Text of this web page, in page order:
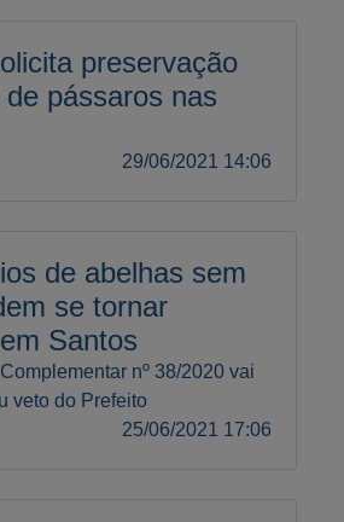
preservação
pássaros nas
29/06/2021 14:06
de abelhas sem
se tornar
Santos
nº 38/2020 vai
veto do Prefeito
25/06/2021 17:06